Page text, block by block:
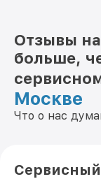
Отзывы
больше,
Москве
Что о нас